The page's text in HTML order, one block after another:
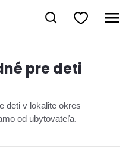
pre deti
deti v lokalite okres
od ubytovateľa.